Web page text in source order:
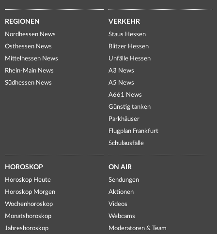
REGIONEN
Nordhessen News
Osthessen News
Mittelhessen News
Rhein-Main News
Südhessen News
VERKEHR
Staus Hessen
Blitzer Hessen
Unfälle Hessen
A3 News
A5 News
A661 News
Günstig tanken
Parkhäuser
Flugplan Frankfurt
Schulausfälle
HOROSKOP
Horoskop Heute
Horoskop Morgen
Wochenhoroskop
Monatshoroskop
Jahreshoroskop
ON AIR
Sendungen
Aktionen
Videos
Webcams
Moderatoren & Team